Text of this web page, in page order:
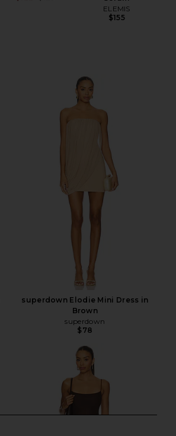
Previous price:
ELEMIS
$155
superdown Elodie Mini Dress in
Brown
superdown
$78